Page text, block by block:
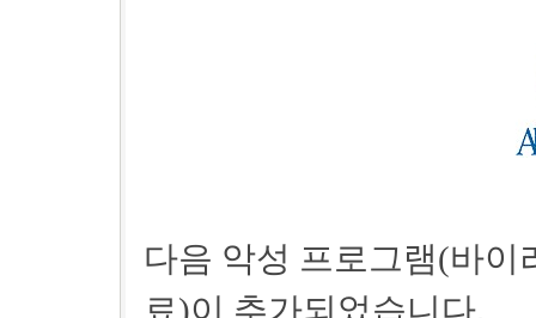
다음 악성 프로그램(바이
료)이 추가되었습니다.